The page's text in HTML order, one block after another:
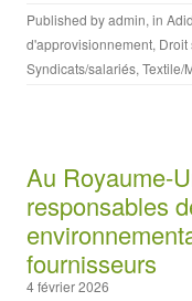
Published byadmin, in
d'approvisionnement, Droit
Syndicats/salariés, Textile/
Au Royaume-
responsables
fournisseurs
4 février 2026